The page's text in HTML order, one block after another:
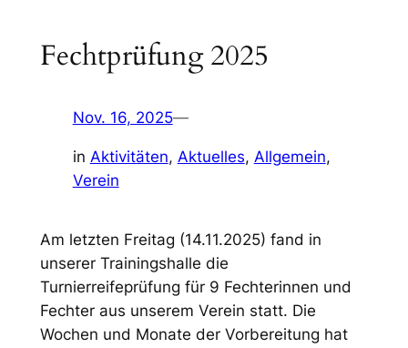
Fechtprüfung 2025
Nov. 16, 2025—
in Aktivitäten, Aktuelles, Allgemein
Verein
Am letzten Freitag (14.11.2025) fand in
unserer Trainingshalle die
Turnierreifeprüfung für 9 Fechterinnen und
Fechter aus unserem Verein statt. Die
Wochen und Monate der Vorbereitung hat